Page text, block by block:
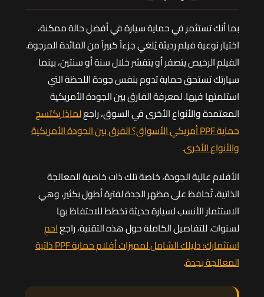
بما أنك تستثمر في حماية سيارة في أفضل حالة ممكنة،
اختيار نوعية فيلم رديئة يُلغي جزءاً كبيراً من الفائدة المرجوة.
الفيلم الرخيص يتصفر أو يتقشر خلال سنة أو سنتين، بينما
سيارتك تستحق حماية تدوم بنفس جودة اللحظة التي
استلمتها فيها. لمعرفة الفارق بين الجودة الأمريكية
المعتمدة والأنواع الأخرى في السوق، راجعلماذا يكتسح
حماية PPF أمريكي الأسواق؟ الفرق بين الجودة الأمريكية
والأنواع الأخرى.
الأفلام عالية الجودة، خاصة تلك ذات خاصية المعالجة
الذاتية، تُحافظ على مظهر الجدة لفترة أطول بكثير، وهي
الاستثمار الأنسب لسيارة حديثة تخطط للاحتفاظ بها
لسنوات. للتفاصيل الكاملة حول هذه التقنية، راجعاحمِ
استثمارك: دليلك الشامل لمميزات أفلام حماية PPF ذاتية
المعالجة بجدة.